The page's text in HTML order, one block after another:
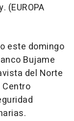
(EUROPA
este domingo
Bujame
del Norte